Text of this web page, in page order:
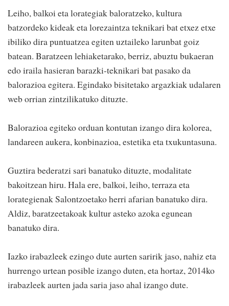
Leiho, balkoi eta lorategiak baloratzeko, kultura
batzordeko kideak eta lorezaintza teknikari bat etxez etxe
ibiliko dira puntuatzea egiten uztaileko larunbat goiz
batean. Baratzeen lehiaketarako, berriz, abuztu bukaeran
edo iraila hasieran barazki-teknikari bat pasako da
balorazioa egitera. Egindako bisitetako argazkiak udalaren
web orrian zintzilikatuko dituzte.
Balorazioa egiteko orduan kontutan izango dira kolorea,
landareen aukera, konbinazioa, estetika eta txukuntasuna.
Guztira bederatzi sari banatuko dituzte, modalitate
bakoitzean hiru. Hala ere, balkoi, leiho, terraza eta
lorategienak Salontzoetako herri afarian banatuko dira.
Aldiz, baratzeetakoak kultur asteko azoka egunean
banatuko dira.
Iazko irabazleek ezingo dute aurten saririk jaso, nahiz eta
hurrengo urtean posible izango duten, eta hortaz, 2014ko
irabazleek aurten jada saria jaso ahal izango dute.